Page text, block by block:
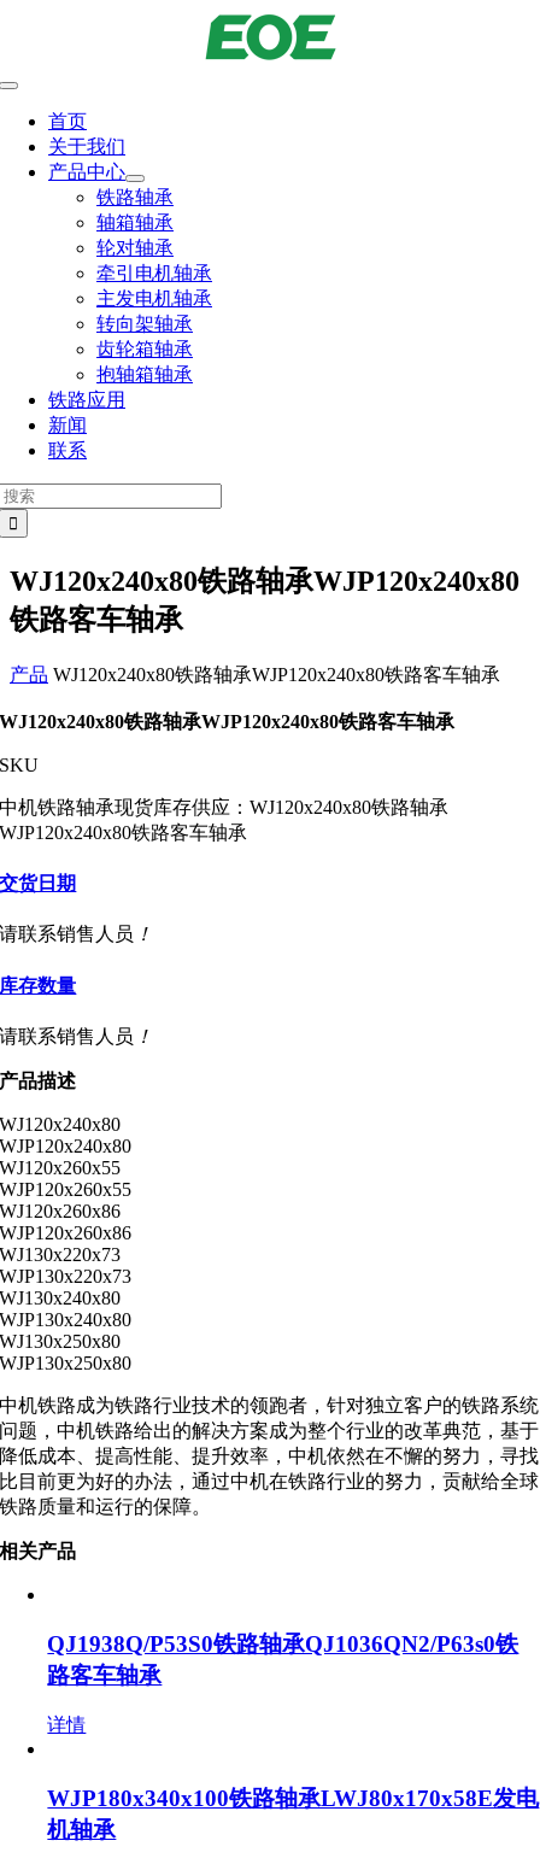
容
切
首页
关于我们
产品中心
铁路轴承
轴箱轴承
轮对轴承
牵引电机轴承
主发电机轴承
转向架轴承
齿轮箱轴承
抱轴箱轴承
铁路应用
新闻
联系
：
WJ120x240x80铁路轴承WJP120x240x80
铁路客车轴承
产品 WJ120x240x80铁路轴承WJP120x240x80铁路客车轴承
WJ120x240x80铁路轴承WJP120x240x80铁路客车轴承
SKU
中机铁路轴承现货库存供应：WJ120x240x80铁路轴承
WJP120x240x80铁路客车轴承
交货日期
请联系销售人员 ！
库存数量
请联系销售人员 ！
产品描述
WJ120x240x80
WJP120x240x80
WJ120x260x55
WJP120x260x55
WJ120x260x86
WJP120x260x86
WJ130x220x73
WJP130x220x73
WJ130x240x80
WJP130x240x80
WJ130x250x80
WJP130x250x80
中机铁路成为铁路行业技术的领跑者，针对独立客户的铁路系统
问题，中机铁路给出的解决方案成为整个行业的改革典范，基于
降低成本、提高性能、提升效率，中机依然在不懈的努力，寻找
比目前更为好的办法，通过中机在铁路行业的努力，贡献给全球
铁路质量和运行的保障。
相关产品
QJ1938Q/P53S0铁路轴承QJ1036QN2/P63s0铁
路客车轴承
详情
WJP180x340x100铁路轴承LWJ80x170x58E发电
机轴承